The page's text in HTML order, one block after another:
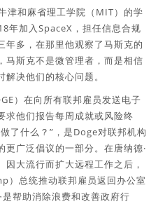
津和麻省理工学院（MIT）的学
年加入SpaceX，担任信息合规
年多，在那里他观察了马斯克的
马斯克不是微管理者，而是相信
决他们的核心问题。
）在向所有联邦雇员发送电子
求他们报告每周成就或风险终
了什么？”，是Doge对联邦机构
广泛倡议的一部分。在唐纳德·
大流行而扩大远程工作之后，
）总统推动联邦雇员返回办公室
帮助消除浪费和改善政府行